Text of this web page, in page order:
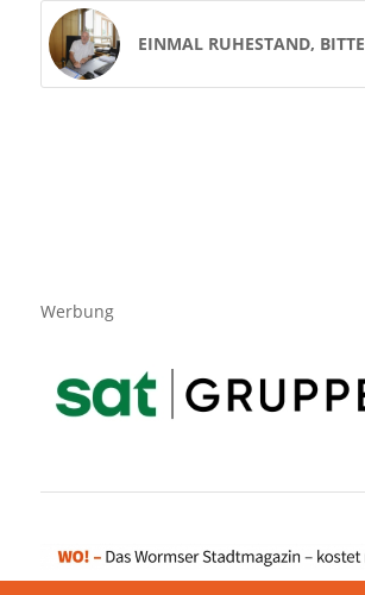
EINMAL RUHESTAND, BITTE
Werbung